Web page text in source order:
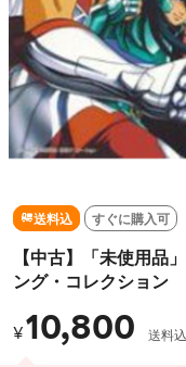
送料込 すぐに購入可
【中古】「未使用品
ング・コレクション
¥10,800 送料込